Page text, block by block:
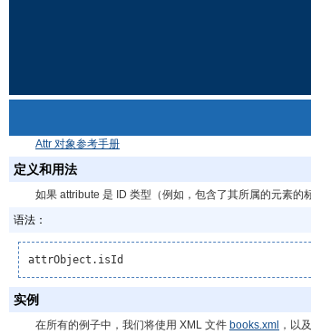
Attr 对象参考手册
定义和用法
如果 attribute 是 ID 类型（例如，包含了其所属的元素的
语法：
attrObject.isId
实例
在所有的例子中，我们将使用 XML 文件 books.xml ，以